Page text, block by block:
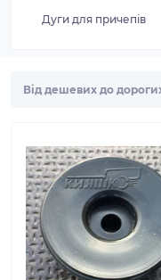
Дуги для причепів
В наявності обрізки